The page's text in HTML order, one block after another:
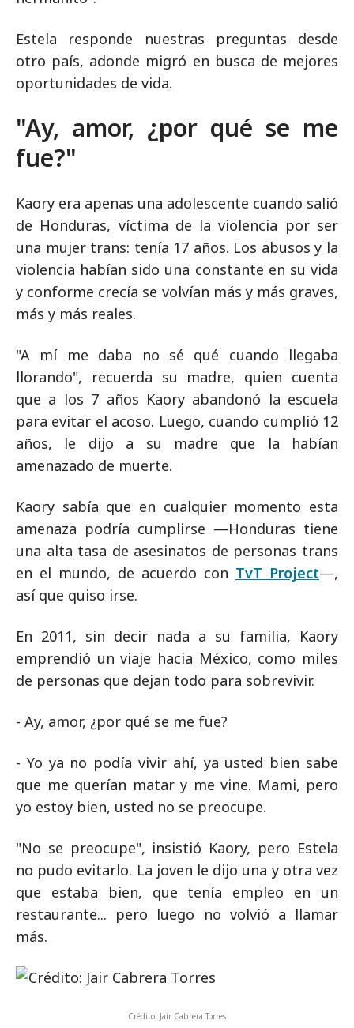
Estela responde nuestras preguntas desde
otro país, adonde migró en busca de mejores
oportunidades de vida.
"Ay, amor, ¿por qué se me
fue?"
Kaory era apenas una adolescente cuando salió
de Honduras, víctima de la violencia por ser
una mujer trans: tenía 17 años. Los abusos y la
violencia habían sido una constante en su vida
y conforme crecía se volvían más y más graves,
más y más reales.
"A mí me daba no sé qué cuando llegaba
llorando", recuerda su madre, quien cuenta
que a los 7 años Kaory abandonó la escuela
para evitar el acoso. Luego, cuando cumplió 12
años, le dijo a su madre que la habían
amenazado de muerte.
Kaory sabía que en cualquier momento esta
amenaza podría cumplirse —Honduras tiene
una alta tasa de asesinatos de personas trans
en el mundo, de acuerdo con TvT Project—,
así que quiso irse.
En 2011, sin decir nada a su familia, Kaory
emprendió un viaje hacia México, como miles
de personas que dejan todo para sobrevivir.
- Ay, amor, ¿por qué se me fue?
- Yo ya no podía vivir ahí, ya usted bien sabe
que me querían matar y me vine. Mami, pero
yo estoy bien, usted no se preocupe.
"No se preocupe", insistió Kaory, pero Estela
no pudo evitarlo. La joven le dijo una y otra vez
que estaba bien, que tenía empleo en un
restaurante... pero luego no volvió a llamar
más.
Crédito: Jair Cabrera Torres